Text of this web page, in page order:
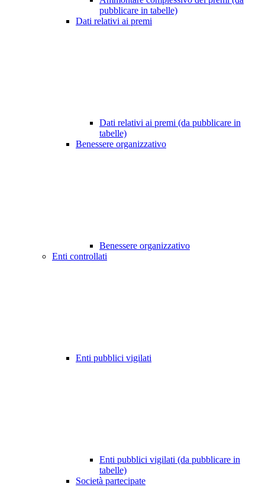
pubblicare in tabelle)
Dati relativi ai premi
Dati relativi ai premi (da pubblicare in
tabelle)
Benessere organizzativo
Benessere organizzativo
Enti controllati
Enti pubblici vigilati
Enti pubblici vigilati (da pubblicare in
tabelle)
Società partecipate